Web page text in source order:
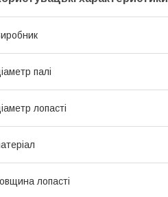
палі
лопасті
лопасті